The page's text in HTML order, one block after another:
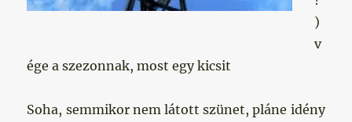
)
v
ége a szezonnak, most egy kicsit
Soha, semmikor nem látott szünet, pláne idény